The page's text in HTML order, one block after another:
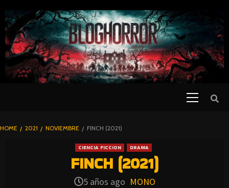
TO
CONTENT
BLOGHORROR
HOME 2021 NOVIEMBRE FINCH (2021)
CIENCIA FICCION DRAMA
FINCH (2021)
5 años ago MONO